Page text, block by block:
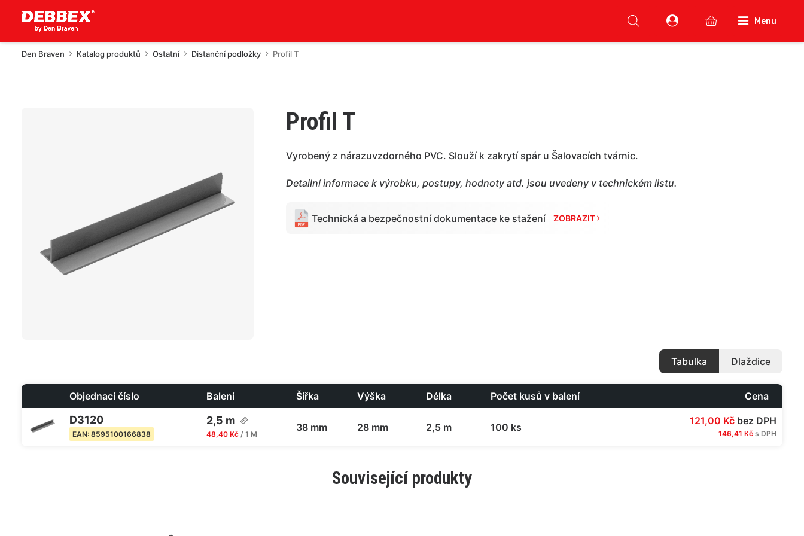
Menu
Den Braven Katalog produktů Ostatní Distanční podložky Profil T
Profil T
Vyrobený z nárazuvzdorného PVC. Slouží k zakrytí spár u Šalovacích tvárnic.
Detailní informace k výrobku, postupy, hodnoty atd. jsou uvedeny v technickém listu.
Technická a bezpečnostní dokumentace ke stažení ZOBRAZIT
Související produkty
Tabulka Dlaždice
Objednací číslo Balení Šířka Výška Délka Počet kusů v balení Cena
D3120
EAN: 8595100166838
2,5 m
48,40 Kč / 1 M
38 mm 28 mm 2,5 m 100 ks
121,00 Kč bez DPH
146,41 Kč s DPH